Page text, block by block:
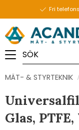
Fri
MÄT- & STYRTEKNIK
Glas,